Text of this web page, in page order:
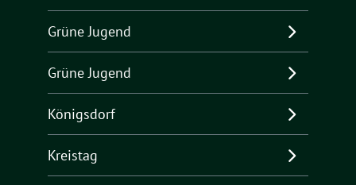
Grüne Jugend
Grüne Jugend
Königsdorf
Kreistag